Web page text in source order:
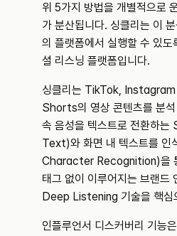
위 5가지 방법을 개별적으로
가 분산됩니다. 싱클리는 이
의 플랫폼에서 실행할 수 있도
셜 리스닝 플랫폼입니다.
싱클리는 TikTok,
Shorts의 영상 콘텐츠를 분
속 음성을 텍스트로 전환하
Text)와 화면 내 텍스트를
Character Recognition)을
태그 없이 이루어지는 브랜드
Deep Listening 기술을 핵심
인플루언서 디스커버리 기능